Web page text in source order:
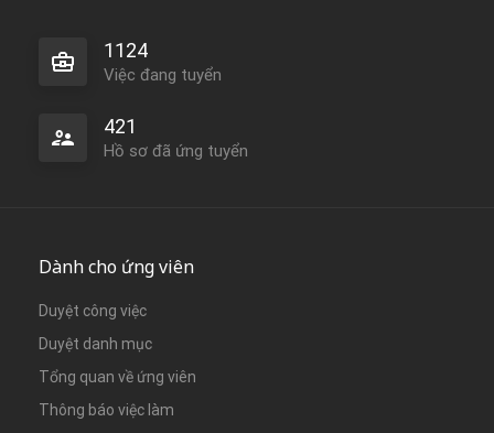
1124
Việc đang tuyển
421
Hồ sơ đã ứng tuyển
Dành cho ứng viên
Duyệt công việc
Duyệt danh mục
Tổng quan về ứng viên
Thông báo việc làm